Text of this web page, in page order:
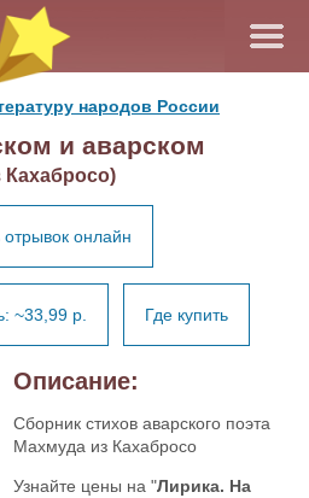
народов России
и аварском
отрывок онлайн
~33,99 р. Где купить
Описание:
Сборник стихов аварского поэта
Махмуда из Кахабросо
Узнайте цены на "Лирика. На